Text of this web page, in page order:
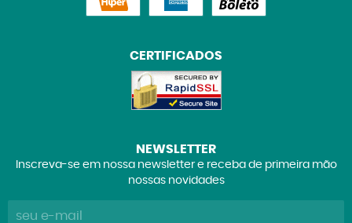
CERTIFICADOS
NEWSLETTER
Inscreva-se em nossa newsletter e receba de primeira mão
nossas novidades